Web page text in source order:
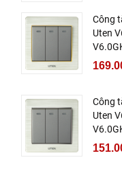
Công
Uten
Công
Uten